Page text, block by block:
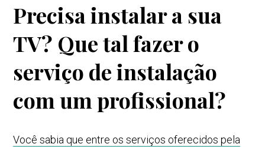
Precisa instalar a sua
TV? Que tal fazer o
serviço de instalação
com um profissional?
Você sabia que entre os serviços oferecidos pela